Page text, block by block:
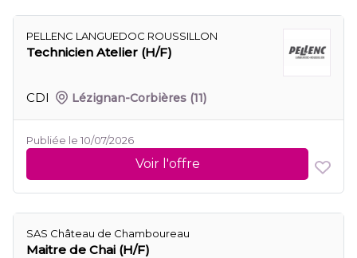
PELLENC LANGUEDOC ROUSSILLON
Technicien Atelier (H/F)
CDI Lézignan-Corbières (11)
Publiée le 10/07/2026
Voir l'offre
SAS Château de Chamboureau
Maitre de Chai (H/F)